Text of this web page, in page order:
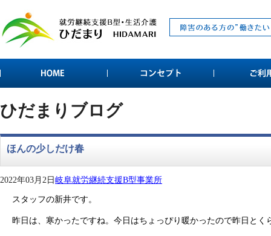
ひだまりブログ
ほんの少しだけ春
2022年03月2日岐阜就労継続支援B型事業所
スタッフの新井です。
昨日は、寒かったですね。今日はちょっぴり暖かったので昨日とく